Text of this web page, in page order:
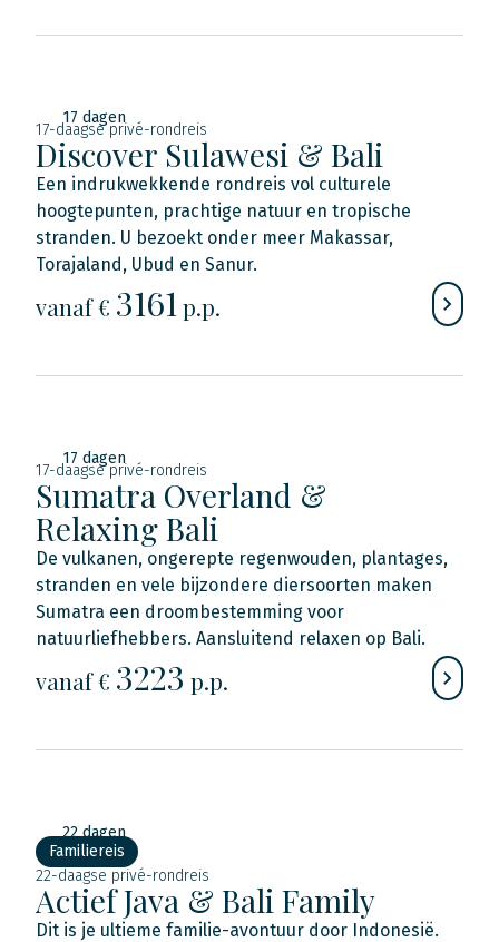
17 dagen
17-daagse privé-rondreis
Discover Sulawesi & Bali
Een indrukwekkende rondreis vol culturele
hoogtepunten, prachtige natuur en tropische
stranden. U bezoekt onder meer Makassar,
Torajaland, Ubud en Sanur.
vanaf € 3161p.p.
17 dagen
17-daagse privé-rondreis
Sumatra Overland &
Relaxing Bali
De vulkanen, ongerepte regenwouden, plantages,
stranden en vele bijzondere diersoorten maken
Sumatra een droombestemming voor
natuurliefhebbers. Aansluitend relaxen op Bali.
vanaf € 3223 p.p.
22 dagen
Familiereis
22-daagse privé-rondreis
Actief Java & Bali Family
Dit is je ultieme familie-avontuur door Indonesië.